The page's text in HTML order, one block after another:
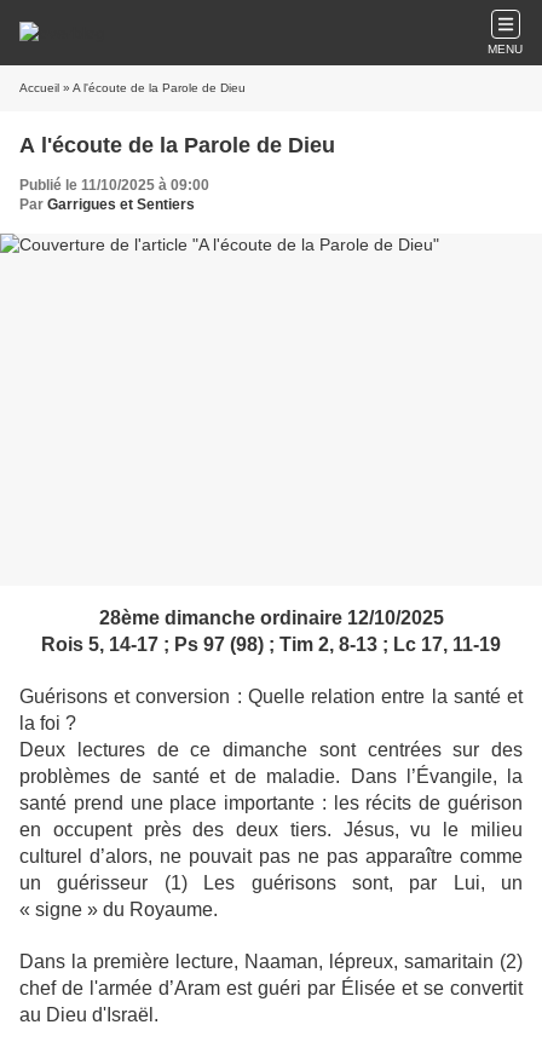
MENU
Accueil » A l'écoute de la Parole de Dieu
A l'écoute de la Parole de Dieu
Publié le 11/10/2025 à 09:00
Par Garrigues et Sentiers
28ème dimanche ordinaire 12/10/2025
Rois 5, 14-17 ; Ps 97 (98) ; Tim 2, 8-13 ; Lc 17, 11-19
Guérisons et conversion : Quelle relation entre la santé et
la foi ?
Deux lectures de ce dimanche sont centrées sur des
problèmes de santé et de maladie. Dans l’Évangile, la
santé prend une place importante : les récits de guérison
en occupent près des deux tiers. Jésus, vu le milieu
culturel d’alors, ne pouvait pas ne pas apparaître comme
un guérisseur (1) Les guérisons sont, par Lui, un
« signe » du Royaume.
Dans la première lecture, Naaman, lépreux, samaritain (2)
chef de l'armée d’Aram est guéri par Élisée et se convertit
au Dieu d'Israël.